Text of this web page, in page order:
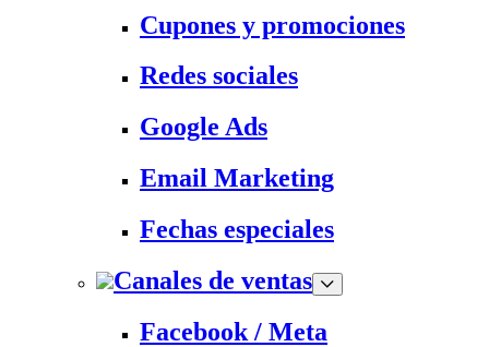
Cupones y promociones
Redes sociales
Google Ads
Email Marketing
Fechas especiales
Canales de ventas
Facebook / Meta